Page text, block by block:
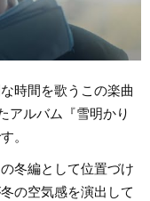
時間を歌うこの楽曲
アルバム『雪明かり
。
冬編として位置づけ
の空気感を演出して